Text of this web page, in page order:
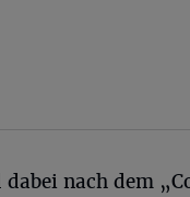
nach dem